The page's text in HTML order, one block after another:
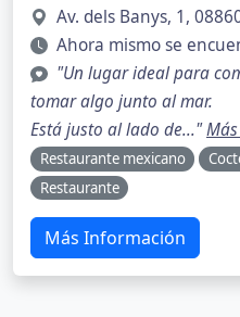
Av. dels Banys, 1,
Ahora mismo se
"Un lugar ideal para
tomar algo junto al mar.
Está justo al lado de..."
Restaurante mexicano
Restaurante
Más Información